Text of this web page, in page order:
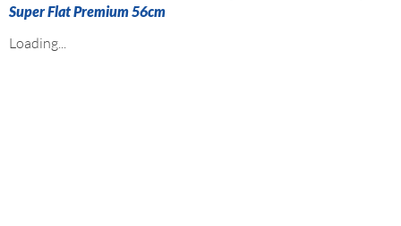
Super Flat Premium 56cm
Loading...